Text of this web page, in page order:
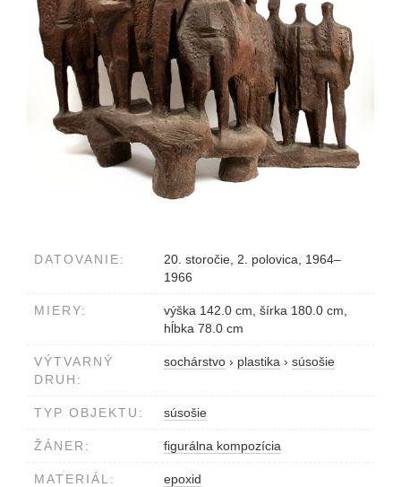
DATOVANIE:
20. storočie, 2. polovica, 1964–
1966
MIERY:
výška 142.0 cm, šírka 180.0 cm,
hĺbka 78.0 cm
VÝTVARNÝ
DRUH:
sochárstvo › plastika › súsošie
TYP OBJEKTU: súsošie
ŽÁNER: figurálna kompozícia
MATERIÁL: epoxid